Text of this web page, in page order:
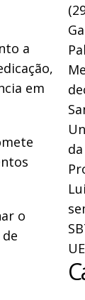
a
em
o